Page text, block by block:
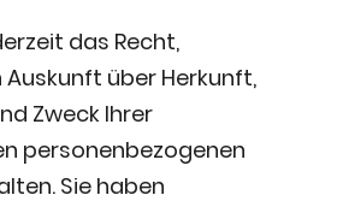
das Recht,
über Herkunft,
Zweck Ihrer
personenbezogenen
Sie haben